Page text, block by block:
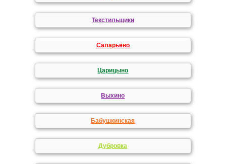
Текстильщики
Саларьево
Царицыно
Выхино
Бабушкинская
Дубровка